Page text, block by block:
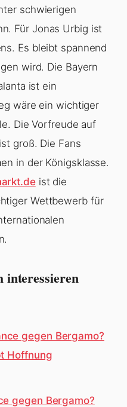
schwierigen
Für Jonas Urbig ist
Es bleibt spannend
wird. Die Bayern
ist ein
wäre ein wichtiger
Die Vorfreude auf
groß. Die Fans
in der Königsklasse.
ist die
Wettbewerb für
interessieren
gegen Bergamo?